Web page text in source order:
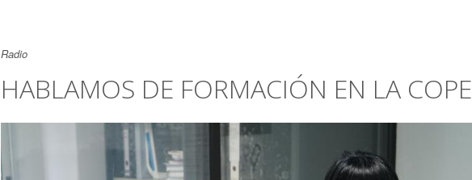
Radio
HABLAMOS DE FORMACIÓN EN LA COPE